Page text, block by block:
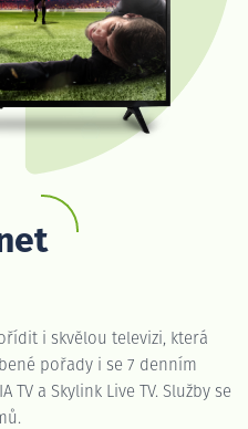
i skvělou televizi, která
pořady i se 7 denním
TV a Skylink Live TV. Služby se